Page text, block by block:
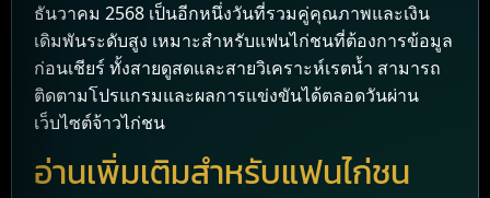
ธันวาคม 2568 เป็นอีกหนึ่งวันที่รวมคู่คุณภาพและเงิน
เดิมพันระดับสูง เหมาะสำหรับแฟนไก่ชนที่ต้องการข้อมูล
ก่อนเชียร์ ทั้งสายดูสดและสายวิเคราะห์เรตน้ำ สามารถ
ติดตามโปรแกรมและผลการแข่งขันได้ตลอดวันผ่าน
เว็บไซต์จ้าวไก่ชน
อ่านเพิ่มเติมสำหรับแฟนไก่ชน